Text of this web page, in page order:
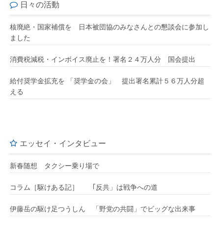
日々の活動
核廃絶・国家補償を 日本被団協のみなさんとの懇談会に参加し
ました
消費税減税・インボイス廃止を！署名２４万人分 国会提出
給付奨学金拡充を 「奨学金の会」 提出署名累計５６万人分超
える
エッセイ・インタビュー
新春随想 タクシー乗り場で
コラム［駆けある記］ ｢反共」は戦争への道
伊藤岳の駆け足つうしん 「野党の共闘」でビッグな出来事